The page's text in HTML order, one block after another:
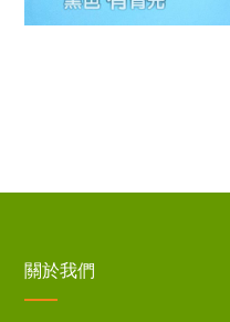
關於我們